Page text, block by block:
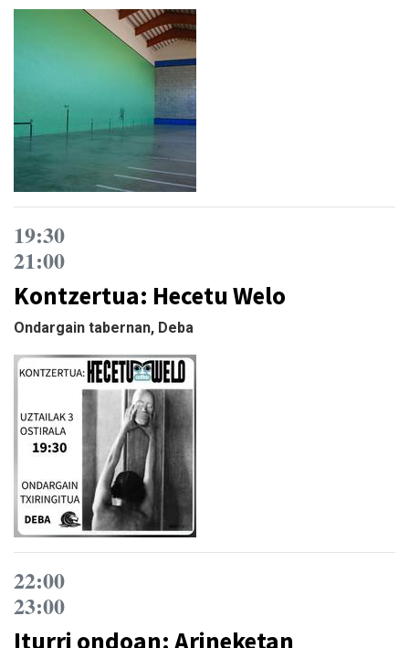
19:30
21:00
Kontzertua: Hecetu Welo
Ondargain tabernan, Deba
22:00
23:00
Iturri ondoan: Arineketan